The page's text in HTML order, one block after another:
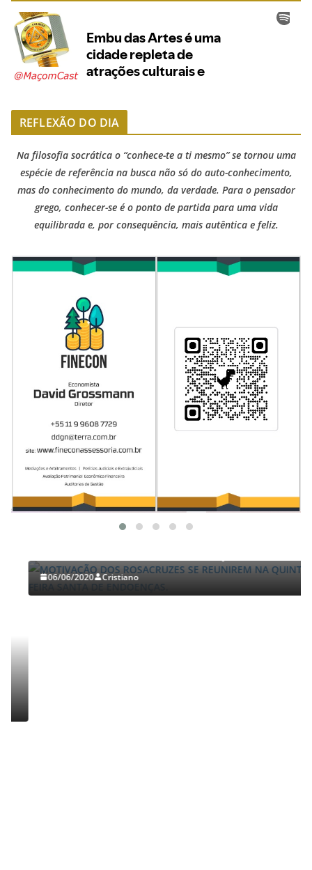
REFLEXÃO DO DIA
Na filosofia socrática o “conhece-te a ti mesmo” se tornou uma
espécie de referência na busca não só do auto-conhecimento,
mas do conhecimento do mundo, da verdade. Para o pensador
grego, conhecer-se é o ponto de partida para uma vida
equilibrada e, por consequência, mais autêntica e feliz.
TRABALHOS GERALDO LUCENA
06/06/2020 Cristiano